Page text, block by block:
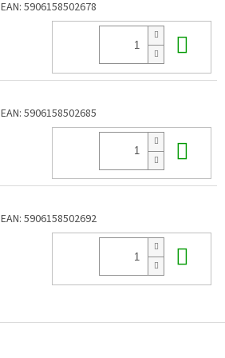
EAN: 5906158502678
EAN: 5906158502685
EAN: 5906158502692